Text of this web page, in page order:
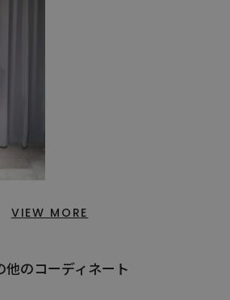
VIEW MORE
他のコーディネート